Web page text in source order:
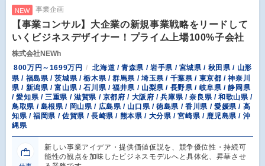
NEW 事業企画
【事業コンサル】大企業の新規事業戦略をリードして
いくビジネスデザイナー！プライム上場100%子会社
株式会社NEWh
800万円～1699万円
北海道 / 青森県 / 岩手県 / 宮城県 / 秋田県 / 山形
県 / 福島県 / 茨城県 / 栃木県 / 群馬県 / 埼玉県 / 千葉県 / 東京都 / 神奈川
県 / 新潟県 / 富山県 / 石川県 / 福井県 / 山梨県 / 長野県 / 岐阜県 / 静岡県
/ 愛知県 / 三重県 / 滋賀県 / 京都府 / 大阪府 / 兵庫県 / 奈良県 / 和歌山県 /
鳥取県 / 島根県 / 岡山県 / 広島県 / 山口県 / 徳島県 / 香川県 / 愛媛県 / 高
知県 / 福岡県 / 佐賀県 / 長崎県 / 熊本県 / 大分県 / 宮崎県 / 鹿児島県 / 沖
縄県
新しい事業アイデア・提供価値仮説を、競争優位性・持続可
能性の観点を加味したビジネスモデルへと具体化、昇華させ